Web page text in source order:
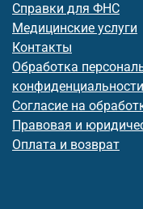
Справки для ФНС
Медицинские услуги
Контакты
Обработка
конфиденциальности
Согласие на
Правовая и
Оплата и возврат